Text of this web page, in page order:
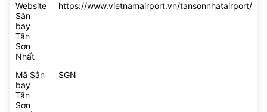
Website
Sân
bay
Tân
Sơn
Nhất
https://www.vietnamairport.vn/tansonnhatairport/
Mã Sân
bay
Tân
Sơn
SGN